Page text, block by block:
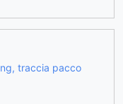
traccia pacco